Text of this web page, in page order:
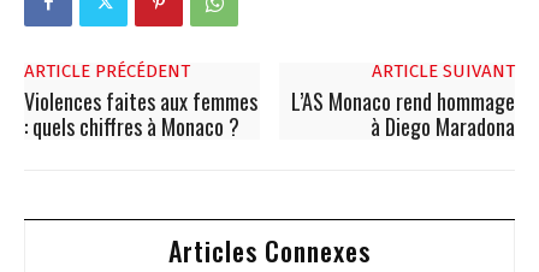
ARTICLE PRÉCÉDENT
Violences faites aux femmes
: quels chiffres à Monaco ?
ARTICLE SUIVANT
L’AS Monaco rend hommage
à Diego Maradona
Articles Connexes